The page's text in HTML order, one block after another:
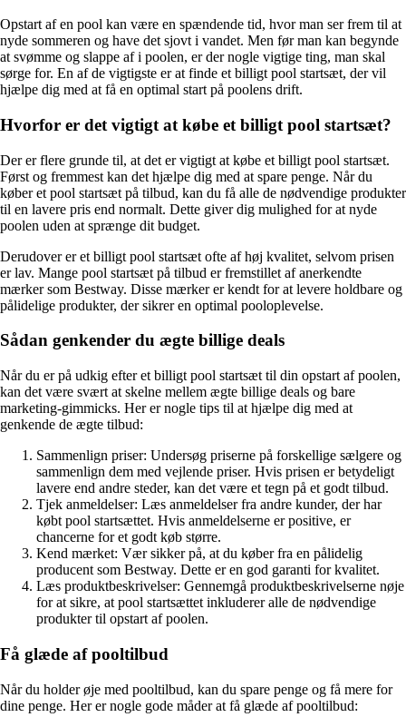
Opstart af en pool kan være en spændende tid, hvor man ser frem til at
nyde sommeren og have det sjovt i vandet. Men før man kan begynde
at svømme og slappe af i poolen, er der nogle vigtige ting, man skal
sørge for. En af de vigtigste er at finde et billigt pool startsæt, der vil
hjælpe dig med at få en optimal start på poolens drift.
Hvorfor er det vigtigt at købe et billigt pool startsæt?
Der er flere grunde til, at det er vigtigt at købe et billigt pool startsæt.
Først og fremmest kan det hjælpe dig med at spare penge. Når du
køber et pool startsæt på tilbud, kan du få alle de nødvendige produkter
til en lavere pris end normalt. Dette giver dig mulighed for at nyde
poolen uden at sprænge dit budget.
Derudover er et billigt pool startsæt ofte af høj kvalitet, selvom prisen
er lav. Mange pool startsæt på tilbud er fremstillet af anerkendte
mærker som Bestway. Disse mærker er kendt for at levere holdbare og
pålidelige produkter, der sikrer en optimal pooloplevelse.
Sådan genkender du ægte billige deals
Når du er på udkig efter et billigt pool startsæt til din opstart af poolen,
kan det være svært at skelne mellem ægte billige deals og bare
marketing-gimmicks. Her er nogle tips til at hjælpe dig med at
genkende de ægte tilbud:
Sammenlign priser: Undersøg priserne på forskellige sælgere og
sammenlign dem med vejlende priser. Hvis prisen er betydeligt
lavere end andre steder, kan det være et tegn på et godt tilbud.
Tjek anmeldelser: Læs anmeldelser fra andre kunder, der har
købt pool startsættet. Hvis anmeldelserne er positive, er
chancerne for et godt køb større.
Kend mærket: Vær sikker på, at du køber fra en pålidelig
producent som Bestway. Dette er en god garanti for kvalitet.
Læs produktbeskrivelser: Gennemgå produktbeskrivelserne nøje
for at sikre, at pool startsættet inkluderer alle de nødvendige
produkter til opstart af poolen.
Få glæde af pooltilbud
Når du holder øje med pooltilbud, kan du spare penge og få mere for
dine penge. Her er nogle gode måder at få glæde af pooltilbud: